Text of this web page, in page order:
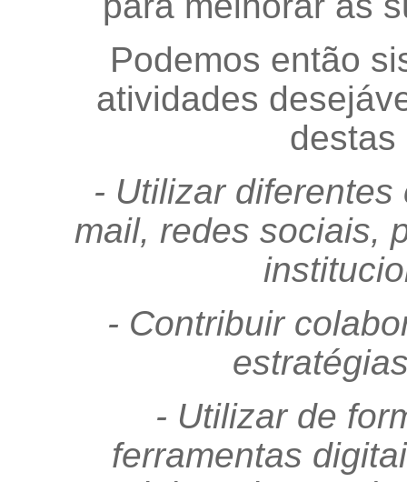
Podemos então
atividades
destas
- Utilizar
mail, redes sociais,
- Contribuir
- Utilizar de
ferramentas